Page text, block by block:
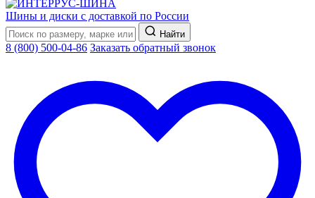
Шины и диски с доставкой по России
Найти
8 (800) 500-04-86 Заказать обратный звонок